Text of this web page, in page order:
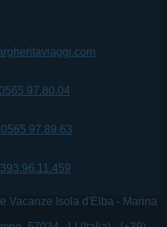
97.80.04
97.89.63
Vacanze Isola d'Elba - Marina